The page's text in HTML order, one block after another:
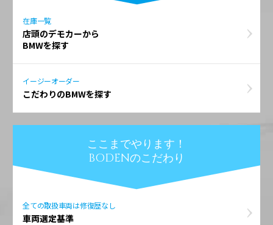
在庫一覧
店頭のデモカーから
BMWを探す
イージーオーダー
こだわりのBMWを探す
ここまでやります！
BODENのこだわり
全ての取扱車両は修復歴なし
車両選定基準